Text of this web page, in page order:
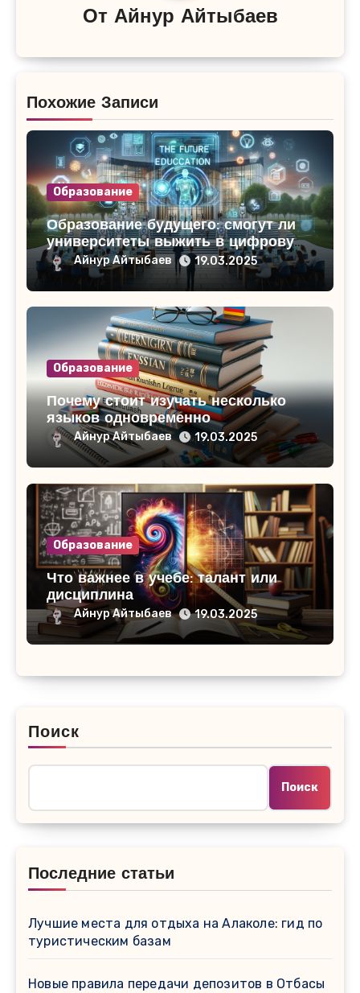
От Айнур Айтыбаев
Похожие Записи
Образование
Образование будущего: смогут ли
университеты выжить в цифровую
эпохуАйнур Айтыбаев 19.03.2025
Образование
Почему стоит изучать несколько
языков одновременно
Айнур Айтыбаев 19.03.2025
Образование
Что важнее в учебе: талант или
дисциплина
Айнур Айтыбаев 19.03.2025
Поиск
Поиск
Последние статьи
Лучшие места для отдыха на Алаколе: гид по
туристическим базам
Новые правила передачи депозитов в Отбасы